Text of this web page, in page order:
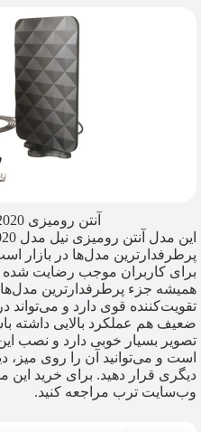
آنتن رومیزی Nil DW-2020
پرطرفدارترین مدل‌ها در بازار
برای کاربران موجب رضایت شده
همیشه جزء پرطرفدارترین مدل‌ها
تقویت‌کننده قوی دارد و می‌تواند
ضعیف هم عملکرد بالایی داشته
تصویر بسیار خوبی دارد و نصب
است و می‌توانید آن را روی
دیگری قرار دهید. برای خرید این
وب‌سایت ترب مراجعه کنید.